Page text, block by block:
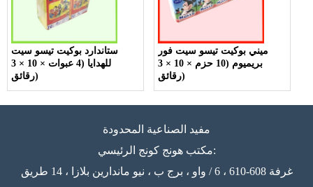
ستاندارد بوكيت تيسو سيت
للهدايا (4 عبوات × 10 × 3
رقائق)
ميني بوكيت تيسو سيت فور
بريميوم (10 حزم × 10 × 3
رقائق)
مفيد الصناعية المحدودة
مكتب هونج كونج الرئيسي:
غرفة 608-610 ، 6 / واو ، برج ب ، نيو ماندارين بلازا ، 14 طريق